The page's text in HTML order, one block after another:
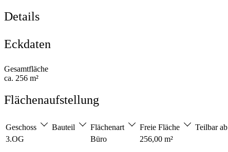
Details
Eckdaten
Gesamtfläche
ca. 256 m²
Flächenaufstellung
Geschoss Bauteil Flächenart Freie Fläche Teilbar ab
3.OG
Büro 256,00 m²